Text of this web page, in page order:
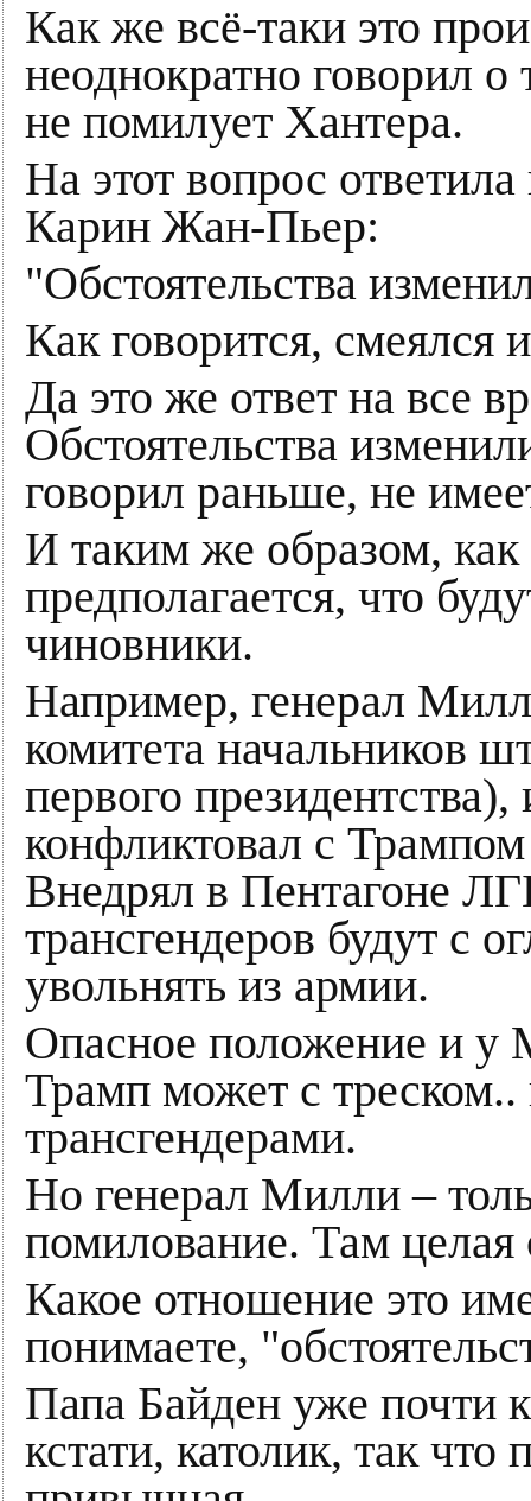
Как же всё-таки это
неоднократно говорил о
не помилует Хантера.
На этот вопрос
Карин Жан-Пьер:
"Обстоятельства
Как говорится, смеялся
Да это же ответ на все
Обстоятельства
говорил раньше, не
И таким же образом,
предполагается, что
чиновники.
Например, генерал
комитета начальников
первого
конфликтовал с
Внедрял в Пентагоне
трансгендеров будут с
увольнять из армии.
Опасное положение и у
Трамп может с треском..
трансгендерами.
Но генерал Милли –
помилование. Там целая
Какое отношение это
понимаете,
Папа Байден уже почти
кстати, католик, так что